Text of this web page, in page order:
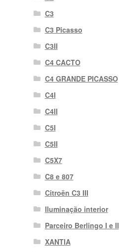
C3
C3 Picasso
C3II
C4 CACTO
C4 GRANDE PICASSO
C4I
C4II
C5I
C5II
C5X7
C8 e 807
Citroën C3 III
Iluminação interior
Parceiro Berlingo I e II
XANTIA